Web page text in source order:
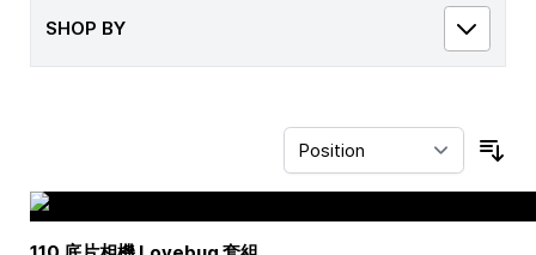
SHOP BY